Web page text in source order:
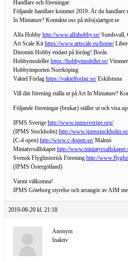
Handlare och föreningar:
Följande handlare kommer 2019. Är du
In Miniature? Kontakta oss på info(a)artgot.se
Alfa Hobby http://www.alfahobby.se/Sundsvall,
Art Scale Kithttps://www.artscale.eu/home/
Dinomin Hobby endast på lördag! Borås
Hobbymodeller https://hobbymodeller.se/
Hobbyimporten Norrköping
Vaktel Förlag https://vaktelforlag.se/Eskilstuna
Vill din förening ställa ut på Art In Miniature?
Följande föreningar (brukar) ställer ut och visa
IPMS Sverige http://www.ipmssverige.org/
(IPMS Stockholm) http://
(C-4 open) http://www.c-4open.se/Malmö
Miniatyrsällskapethttp://
Svensk Flyghistorisk Förening http://
(IPMS Östergötland)
Varmt välkomna!
IPMS Göteborg styrelse och arrangör av AIM
2019-08-20 kl. 21:18
Anonym
Inaktiv